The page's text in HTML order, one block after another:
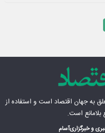
بهجهان اقتصاد است و استفاده از
بلامانع است.
و خبرگزاریآسام